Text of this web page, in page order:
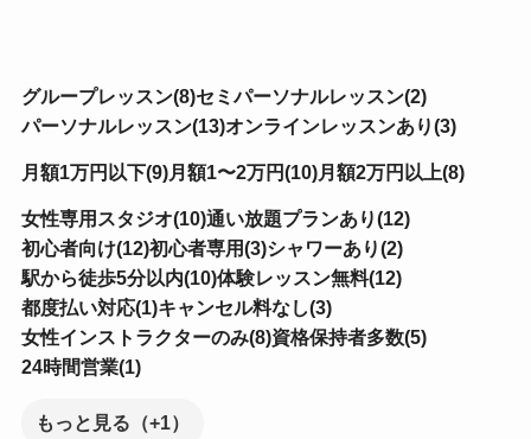
グループレッスン(8)セミパーソナルレッスン(2)
パーソナルレッスン(13)オンラインレッスンあり(3)
月額1万円以下(9)月額1〜2万円(10)月額2万円以上(8)
女性専用スタジオ(10)通い放題プランあり(12)
初心者向け(12)初心者専用(3)シャワーあり(2)
駅から徒歩5分以内(10)体験レッスン無料(12)
都度払い対応(1)キャンセル料なし(3)
女性インストラクターのみ(8)資格保持者多数(5)
24時間営業(1)
もっと見る（+1）